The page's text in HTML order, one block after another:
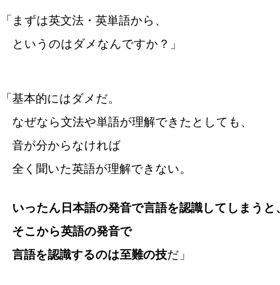
「まずは英文法・英単語から、
と いうのはダメなんですか？」
「基本的にはダメだ。
なぜなら文法や単語が理解できたとしても、
音が分からなければ
全く聞いた英語が理解できない。
いったん日本語の発音で言語を認識してしまうと、
そこから英語の発音で
言語を認識するのは至難の技だ」